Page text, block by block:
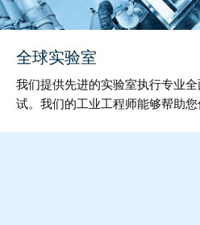
全球实验室
我们提供先进的实验室执行专业
试。我们的工业工程师能够帮助您